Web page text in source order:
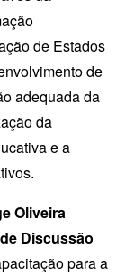
de Estados
de
adequada da
da
e a
Oliveira
Discussão
para a